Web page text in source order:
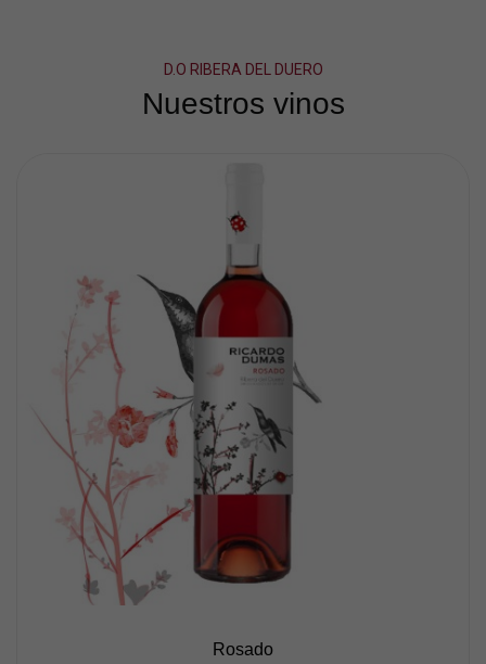
D.O RIBERA DEL DUERO
Nuestros vinos
Rosado